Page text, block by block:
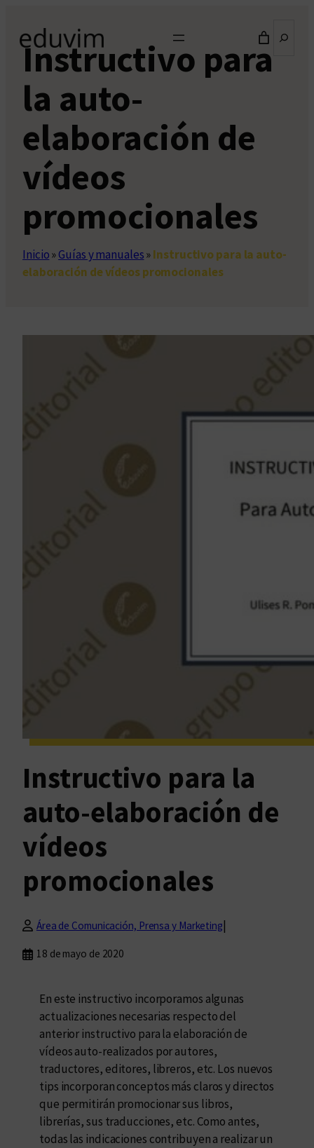
contenido
Instructivo para
la auto-
elaboración de
vídeos
promocionales
Inicio»Guías y manuales»Instructivo para la auto-
elaboración de vídeos promocionales
Instructivo para la
auto-elaboración de
vídeos
promocionales
Área de Comunicación, Prensa y Marketing|
18 de mayo de 2020
En este instructivo incorporamos algunas
actualizaciones necesarias respecto del
anterior instructivo para la elaboración de
vídeos auto-realizados por autores,
traductores, editores, libreros, etc. Los nuevos
tips incorporan conceptos más claros y directos
que permitirán promocionar sus libros,
librerías, sus traducciones, etc. Como antes,
todas las indicaciones contribuyen a realizar un